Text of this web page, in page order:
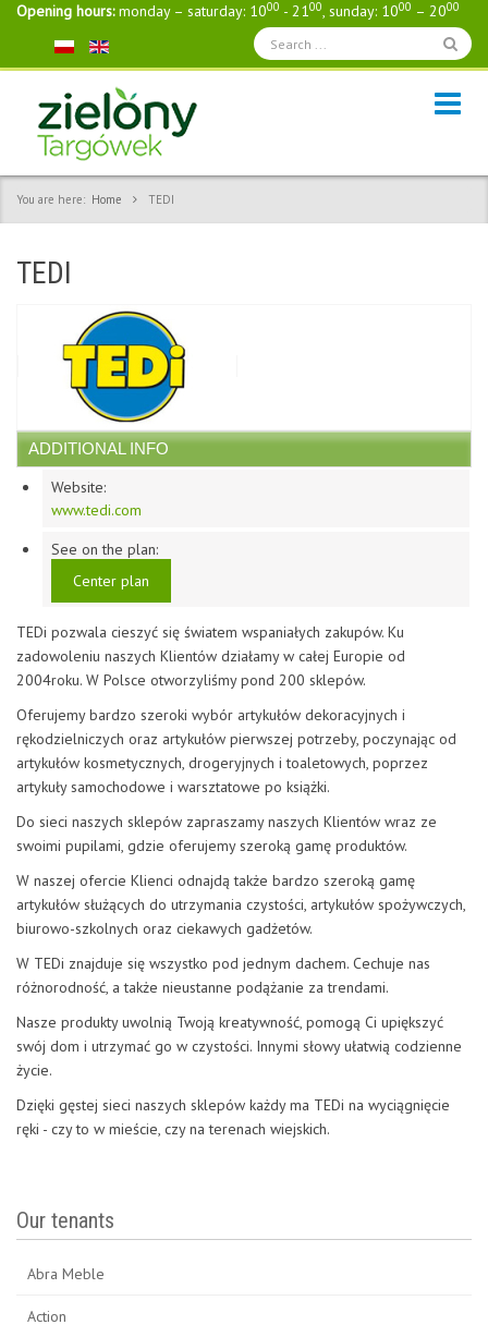
Opening hours:monday – saturday: 1000 - 2100, sunday: 1000 – 2000
You are here: Home TEDI
TEDI
ADDITIONAL INFO
Website:
www.tedi.com
See on the plan:
Center plan
TEDi pozwala cieszyć się światem wspaniałych zakupów. Ku
zadowoleniu naszych Klientów działamy w całej Europie od
2004roku. W Polsce otworzyliśmy pond 200 sklepów.
Oferujemy bardzo szeroki wybór artykułów dekoracyjnych i
rękodzielniczych oraz artykułów pierwszej potrzeby, poczynając od
artykułów kosmetycznych, drogeryjnych i toaletowych, poprzez
artykuły samochodowe i warsztatowe po książki.
Do sieci naszych sklepów zapraszamy naszych Klientów wraz ze
swoimi pupilami, gdzie oferujemy szeroką gamę produktów.
W naszej ofercie Klienci odnajdą także bardzo szeroką gamę
artykułów służących do utrzymania czystości, artykułów spożywczych,
biurowo-szkolnych oraz ciekawych gadżetów.
W TEDi znajduje się wszystko pod jednym dachem. Cechuje nas
różnorodność, a także nieustanne podążanie za trendami.
Nasze produkty uwolnią Twoją kreatywność, pomogą Ci upiększyć
swój dom i utrzymać go w czystości. Innymi słowy ułatwią codzienne
życie.
Dzięki gęstej sieci naszych sklepów każdy ma TEDi na wyciągnięcie
ręki - czy to w mieście, czy na terenach wiejskich.
Our tenants
Abra Meble
Action